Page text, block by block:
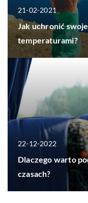
21-02-2021
Jak uchronić
temperaturami?
22-12-2022
Dlaczego warto
czasach?